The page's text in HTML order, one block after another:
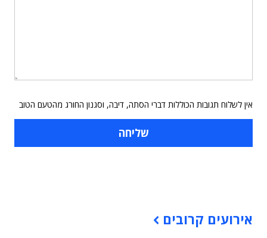
אין לשלוח תגובות הכוללות דברי הסתה, דיבה, וסגנון החורג מהטעם הטוב
אירועים קרובים